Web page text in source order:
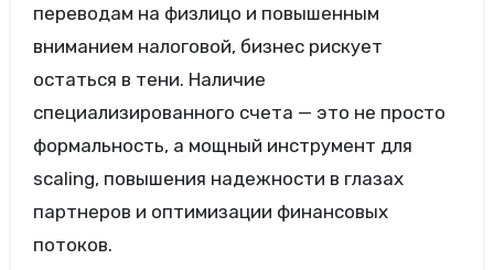
переводам на физлицо и повышенным
вниманием налоговой, бизнес рискует
остаться в тени. Наличие
специализированного счета — это не просто
формальность, а мощный инструмент для
scaling, повышения надежности в глазах
партнеров и оптимизации финансовых
потоков.